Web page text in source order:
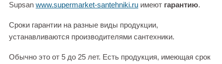
Supsan www.supermarket-santehniki.ru имеют гарантию.
Сроки гарантии на разные виды продукции,
устанавливаются производителями сантехники.
Обычно это от 5 до 25 лет. Есть продукция, имеющая срок